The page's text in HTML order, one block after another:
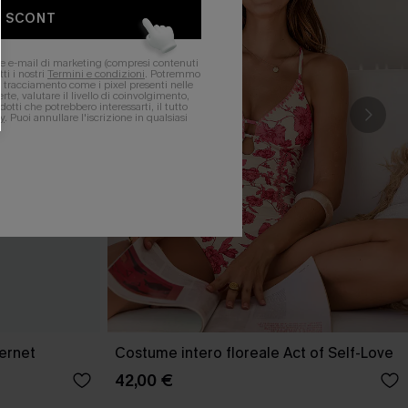
Costume intero floreale Act of Self-Love
42,00 €
SCONT
e-mail di marketing (compresi contenuti
i nostri Termini e condizioni. Potremmo
come i pixel presenti nelle
valutare il livello di coinvolgimento,
che potrebbero interessarti, il tutto
. Puoi annullare l'iscrizione in qualsiasi